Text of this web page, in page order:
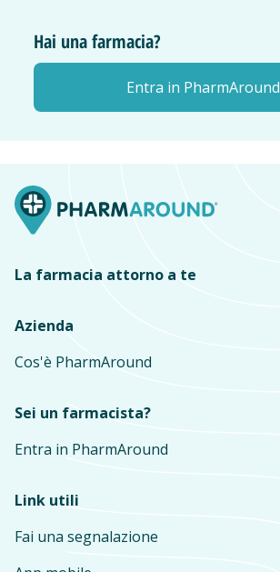
Hai una farmacia?
Entra in PharmAround
La farmacia attorno a te
Azienda
Cos'è PharmAround
Sei un farmacista?
Entra in PharmAround
Link utili
Fai una segnalazione